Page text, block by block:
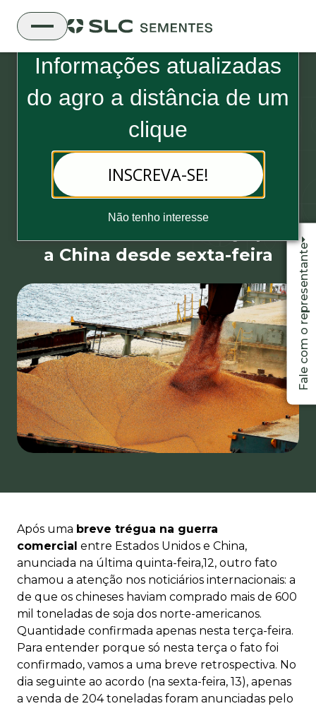
Boletim Informativo da SLC Sementes
Informações atualizadas
do agro a distância de um
clique
INSCREVA-SE!
Não tenho interesse
Exportação
19 de setembro, 2019 - 2 minutos de leitura
Mais compras: EUA exportou
a China desde sexta-feira
Após uma breve trégua na guerra
comercial entre Estados Unidos e China,
anunciada na última quinta-feira,12, outro fato
chamou a atenção nos noticiários internacionais: a
de que os chineses haviam comprado mais de 600
mil toneladas de soja dos norte-americanos.
Quantidade confirmada apenas nesta terça-feira.
Para entender porque só nesta terça o fato foi
confirmado, vamos a uma breve retrospectiva. No
dia seguinte ao acordo (na sexta-feira, 13), apenas
a venda de 204 toneladas foram anunciadas pelo
Fale com o representante